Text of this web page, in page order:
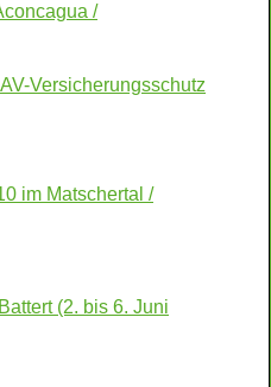
/
Versicherungsschutz
im Matschertal /
(2. bis 6. Juni